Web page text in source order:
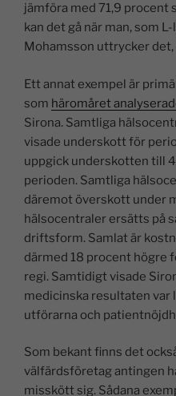
jämföra med 71,9 procent
kan det gå när man, som
Mohamsson uttrycker det,
Ett annat exempel är
som häromåret
Sirona. Samtliga
visade underskott för
uppgick underskotten till
perioden. Samtliga
däremot överskott under
hälsocentraler ersätts på
driftsform. Samlat är
därmed 18 procent högre
regi. Samtidigt visade
medicinska resultaten var
utförarna och
Som bekant finns det
välfärdsföretag antingen
misskött sig. Sådana